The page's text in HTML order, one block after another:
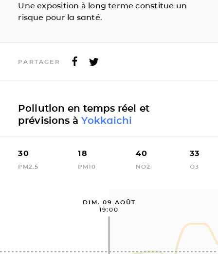
Une exposition à long terme constitue un
risque pour la santé.
PARTAGER
Pollution en temps réel et
prévisions à Yokkaichi
30
PM2.5
18
PM10
40
NO2
33
O3
DIM. 09 AOÛT
19:00